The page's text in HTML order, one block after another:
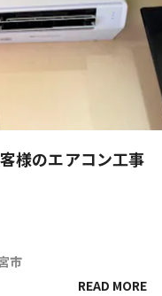
様のエアコン工事
市
READ MORE